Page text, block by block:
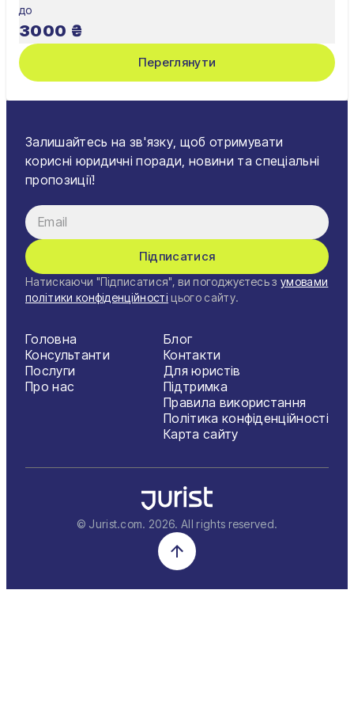
до
3000 ₴
Переглянути
Залишайтесь на зв'язку, щоб отримувати
корисні юридичні поради, новини та спеціальні
пропозиції!
Підписатися
Натискаючи "Підписатися", ви погоджуєтесь з умовами
політики конфіденційності цього сайту.
Головна
Консультанти
Послуги
Про нас
Блог
Контакти
Для юристів
Підтримка
Правила використання
Політика конфіденційності
Карта сайту
© Jurist.com. 2026. All rights reserved.